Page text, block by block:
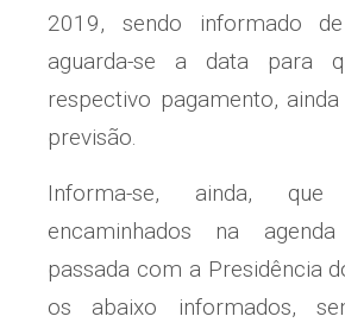
2019, sendo informado
aguarda-se a data para
respectivo pagamento,
previsão.
Informa-se, ainda,
encaminhados na
passada com a Presidência
os abaixo informados,